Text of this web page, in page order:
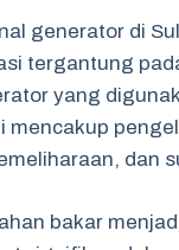
generator di
tergantung
yang
mencakup
dan
bakar